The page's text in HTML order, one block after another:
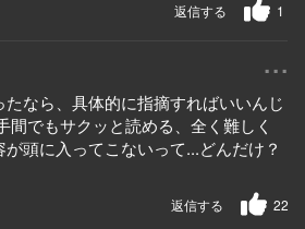
1
返信する
...
なら、具体的に指摘すればいいんじ
間でもサクッと読める、全く難しく
頭に入ってこないって...どんだけ？
22
返信する